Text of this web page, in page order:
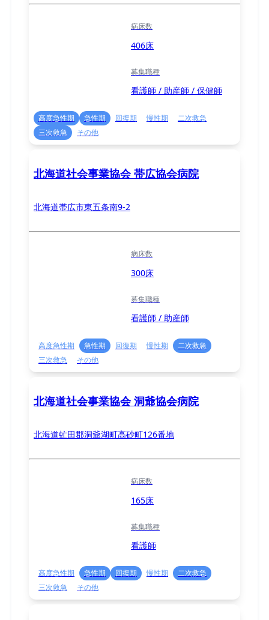
病床数
406床
募集職種
看護師 / 助産師 / 保健師
高度急性期 急性期 回復期 慢性期
二次救急
三次救急
その他
北海道社会事業協会 帯広協会病院
北海道帯広市東五条南9-2
病床数
300床
募集職種
看護師 / 助産師
高度急性期 急性期 回復期 慢性期
二次救急
三次救急
その他
北海道社会事業協会 洞爺協会病院
北海道虻田郡洞爺湖町高砂町126番地
病床数
165床
募集職種
看護師
高度急性期 急性期 回復期 慢性期
二次救急
三次救急
その他